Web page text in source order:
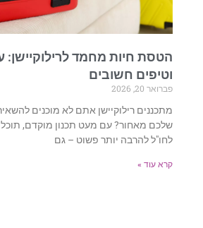
הטסת חיות מחמד לרילוקיישן:
וטיפים חשובים
פברואר 20, 2026
מתכננים רילוקיישן אתם לא מוכנים
שלכם מאחור? עם מעט תכנון מוקדם,
לחו"ל להרבה יותר פשוט – גם
קרא עוד »